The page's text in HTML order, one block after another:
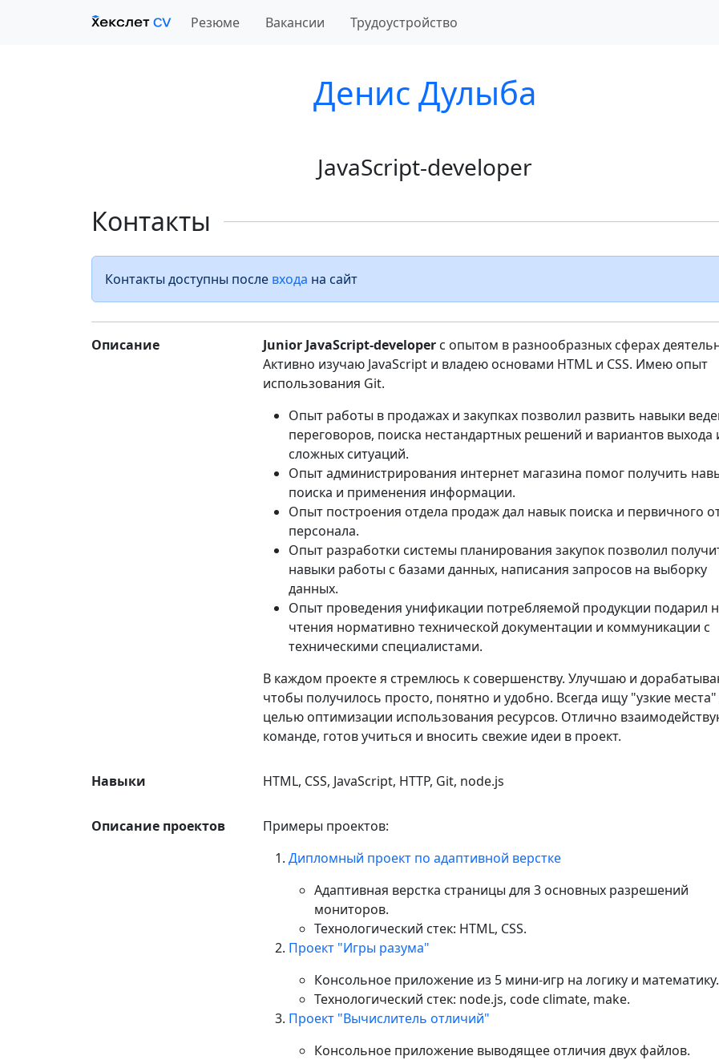
Резюме Вакансии Трудоустройство
Денис Дулыба
JavaScript-developer
Контакты
Контакты доступны после входа на сайт
Описание Junior JavaScript-developerс опытом в разнообразных сферах
Активно изучаю JavaScript и владею основами HTML и CSS. Имею опыт
использования Git.
Опыт работы в продажах и закупках позволил развить навыки
переговоров, поиска нестандартных решений и вариантов выхода
сложных ситуаций.
Опыт администрирования интернет магазина помог получить
поиска и применения информации.
Опыт построения отдела продаж дал навык поиска и первичного
персонала.
Опыт разработки системы планирования закупок позволил
навыки работы с базами данных, написания запросов на выборку
данных.
Опыт проведения унификации потребляемой продукции подарил
чтения нормативно технической документации и коммуникации с
техническими специалистами.
В каждом проекте я стремлюсь к совершенству. Улучшаю и
чтобы получилось просто, понятно и удобно. Всегда ищу "узкие места"
целью оптимизации использования ресурсов. Отлично
команде, готов учиться и вносить свежие идеи в проект.
Навыки HTML, CSS, JavaScript, HTTP, Git, node.js
Описание проектов
Примеры проектов:
Дипломный проект по адаптивной верстке
Адаптивная верстка страницы для 3 основных разрешений
мониторов.
Технологический стек: HTML, CSS.
Проект "Игры разума"
Консольное приложение из 5 мини-игр на логику и математику.
Технологический стек: node.js, code climate, make.
Проект "Вычислитель отличий"
Консольное приложение выводящее отличия двух файлов.